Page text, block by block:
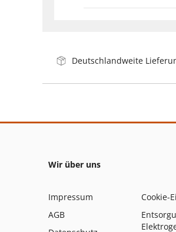
Deutschlandweite
Wir über uns
Impressum
AGB
Cookie-